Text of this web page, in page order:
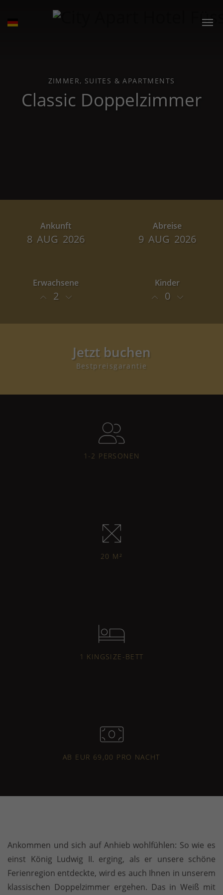
ZIMMER, SUITES & APARTMENTS
Classic Doppelzimmer
Ankunft
8 AUG 2026
Abreise
9 AUG 2026
Erwachsene
2
Kinder
0
Jetzt buchen
Bestpreisgarantie
1-2 PERSONEN
20 M²
1 KINGSIZE-BETT
AB EUR 69,00 PRO NACHT
Ankommen und sich auf Anhieb wohlfühlen: So wie es
einst König Ludwig II. erging, als er unsere schöne
Ferienregion entdeckte, wird es auch Ihnen in unserem
klassischen Doppelzimmer ergehen. Das in Weiß mit